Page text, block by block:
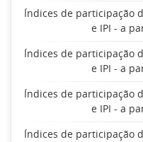
Índices de participação
e IPI - a
Índices de participação
e IPI - a
Índices de participação
e IPI - a
Índices de participação